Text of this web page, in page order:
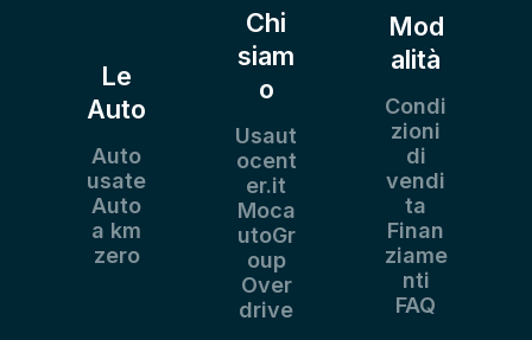
Le
Auto
Auto
usate
Auto
a km
zero
Chi
siam
o
Usaut
ocent
er.it
Moca
utoGr
oup
Over
drive
Mod
alità
Condi
zioni
di
vendi
ta
Finan
ziame
nti
FAQ